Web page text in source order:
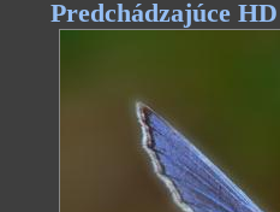
Predchádzajúce